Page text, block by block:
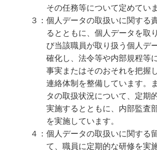
その任務等について定めてい
３：個人データの取扱いに関する
るとともに、個人データを取
び当該職員が取り扱う個人デ
確化し、法令等や内部規程等
事実またはそのおそれを把握
連絡体制を整備しています。
タの取扱状況について、定期
実施するとともに、内部監査
を実施しています。
４：個人データの取扱いに関する
て、職員に定期的な研修を実